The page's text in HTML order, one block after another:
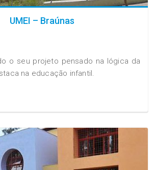
UMEI – Braúnas
o seu projeto pensado na lógica da
na educação infantil.